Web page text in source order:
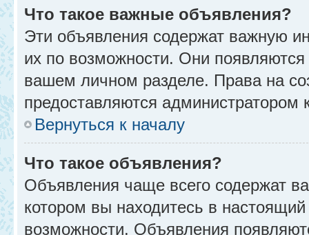
Что такое важные объявления?
Эти объявления содержат важную
их по возможности. Они
вашем личном разделе. Права на
предоставляются администратором
Вернуться к началу
Что такое объявления?
Объявления чаще всего содержат
котором вы находитесь в
возможности. Объявления